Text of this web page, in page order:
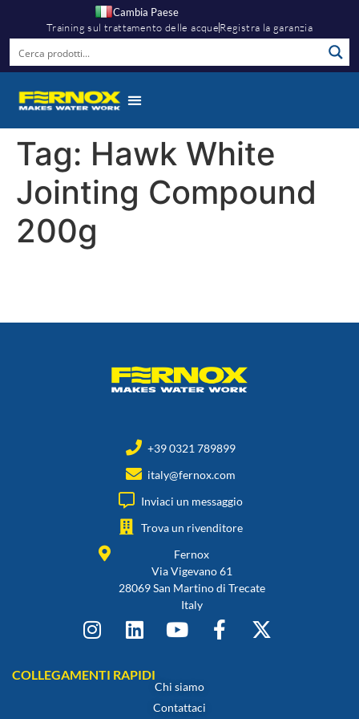
Cambia Paese
Training sul trattamento delle acqueRegistra la garanzia
Tag: Hawk White
Jointing Compound
200g
+39 0321 789899
italy@fernox.com
Inviaci un messaggio
Trova un rivenditore
Fernox
Via Vigevano 61
28069 San Martino di Trecate
Italy
COLLEGAMENTI RAPIDI
Chi siamo
Contattaci